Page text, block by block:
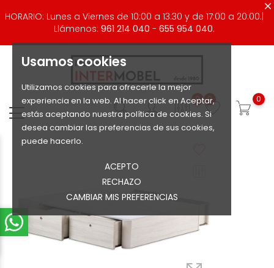
Usamos cookies
Utilizamos cookies para ofrecerle la mejor
experiencia en la web. Al hacer click en Aceptar,
estás aceptando nuestra política de cookies. Si
desea cambiar las preferencias de sus cookies,
puede hacerlo.
ACEPTO
RECHAZO
CAMBIAR MIS PREFERENCIAS
HORARIO: Lunes a Viernes de 10:00 a 13:30 y de 17:00 a 20:00.|
Llámenos: 961 214 040 - 655 954 040.
0 0 0